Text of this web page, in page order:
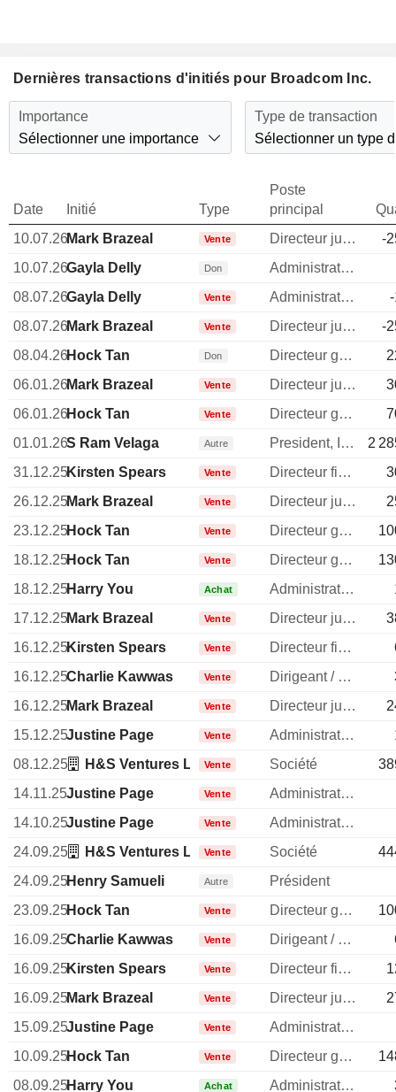
Dernières transactions d'initiés pour Broadcom Inc.
Importance
Sélectionner une importance
Type de transaction
Sélectionner un type
Date Initié Type
Poste
principal
10.07.26Mark Brazeal Vente Directeur juridique
-
10.07.26Gayla Delly Don
Administrateur
08.07.26Gayla Delly Vente Administrateur
08.07.26Mark Brazeal Vente Directeur juridique
-
08.04.26Hock Tan Don Directeur general
06.01.26Mark Brazeal Vente Directeur juridique
06.01.26Hock Tan Vente Directeur general
01.01.26S Ram Velaga Autre President, ISG
2
31.12.25Kirsten Spears Vente Directeur financier
26.12.25Mark Brazeal Vente Directeur juridique
23.12.25Hock Tan Vente Directeur general
18.12.25Hock Tan Vente Directeur general
18.12.25Harry You Achat Administrateur
17.12.25Mark Brazeal Vente Directeur juridique
16.12.25Kirsten Spears Vente Directeur financier
16.12.25Charlie Kawwas Vente Dirigeant / cadre principal
16.12.25Mark Brazeal Vente Directeur juridique
15.12.25Justine Page Vente Administrateur
08.12.25
H&S Ventures LLC (California)
Vente Société
14.11.25Justine Page Vente
Administrateur
14.10.25Justine Page Vente
Administrateur
24.09.25
H&S Ventures LLC (California)
Vente Société
24.09.25Henry Samueli Autre
Président
23.09.25Hock Tan Vente Directeur general
16.09.25Charlie Kawwas Vente Dirigeant / cadre principal
16.09.25Kirsten Spears Vente Directeur financier
16.09.25Mark Brazeal Vente Directeur juridique
15.09.25Justine Page Vente
Administrateur
10.09.25Hock Tan Vente Directeur general
08.09.25Harry You Achat Administrateur